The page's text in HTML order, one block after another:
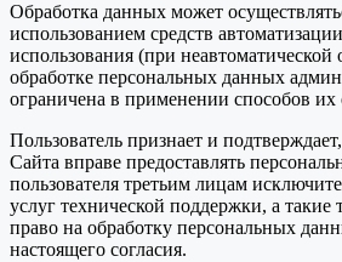
Обработка данных может
использованием средств
использования (при неавтоматической
обработке персональных данных
ограничена в применении способов их
Пользователь признает и
Сайта вправе предоставлять
пользователя третьим лицам
услуг технической поддержки, а такие
право на обработку персональных
настоящего согласия.